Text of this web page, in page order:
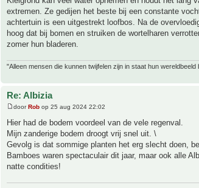
extremen. Ze gedijen het beste bij een constante
achtertuin is een uitgestrekt loofbos. Na de
hoog dat bij bomen en struiken de wortelharen
zomer hun bladeren.
"Alleen mensen die kunnen twijfelen zijn in staat hun
Re: Albizia
doorRob op 25 aug 2024 22:02
Hier had de bodem voordeel van de vele regenval.
Mijn zanderige bodem droogt vrij snel uit. \
Gevolg is dat sommige planten het erg slecht doen,
Bamboes waren spectaculair dit jaar, maar ook alle
natte condities!